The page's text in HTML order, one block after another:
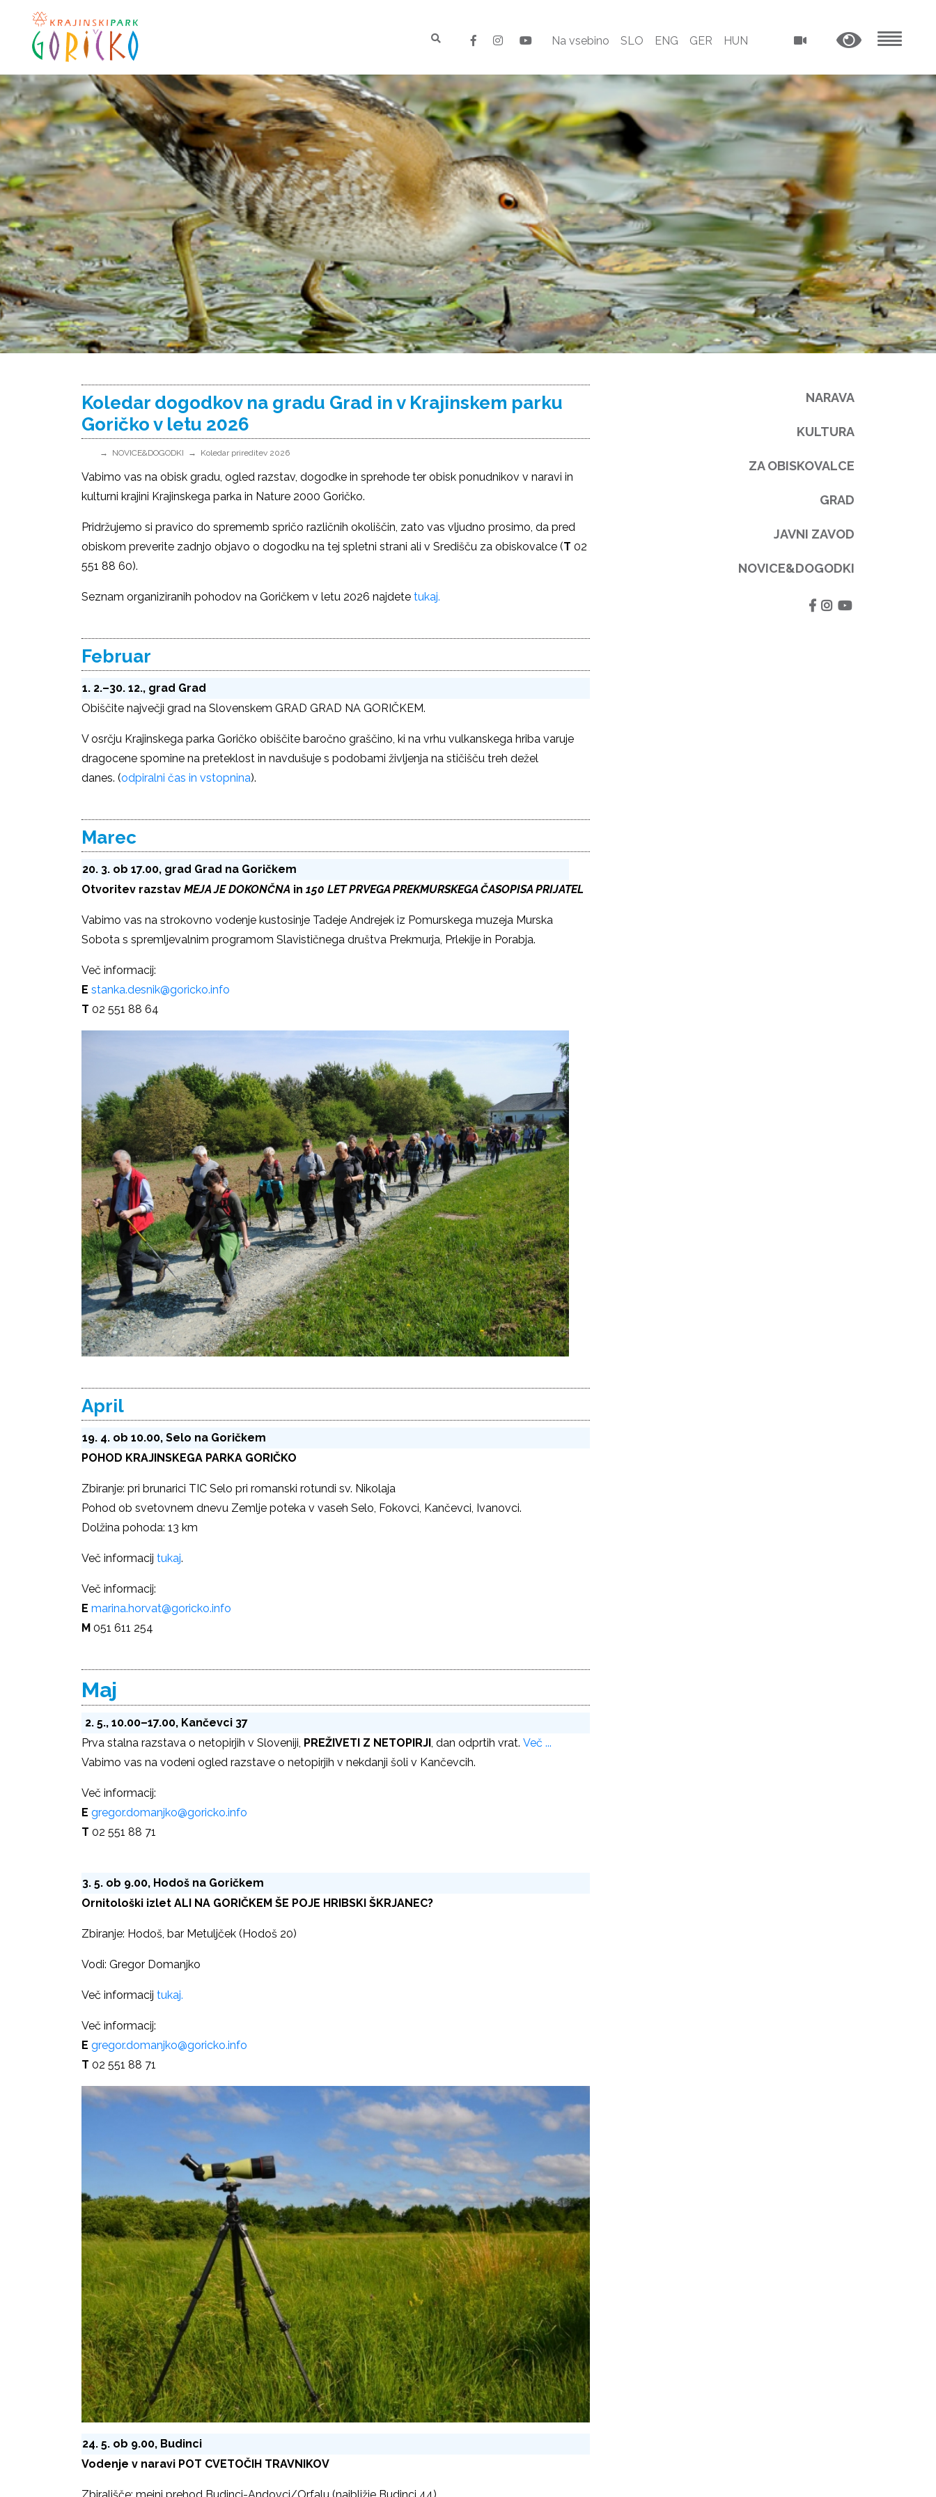
Na vsebino SLO ENG GER HUN
Koledar dogodkov na gradu Grad in v Krajinskem parku
Goričko v letu 2026
NOVICE&DOGODKI Koledar prireditev 2026
Vabimo vas na obisk gradu, ogled razstav, dogodke in sprehode ter obisk ponudnikov v naravi in
kulturni krajini Krajinskega parka in Nature 2000 Goričko.
Pridržujemo si pravico do sprememb spričo različnih okoliščin, zato vas vljudno prosimo, da pred
obiskom preverite zadnjo objavo o dogodku na tej spletni strani ali v Središču za obiskovalce (T 02
551 88 60).
Seznam organiziranih pohodov na Goričkem v letu 2026 najdete tukaj.
Februar
1. 2.–30. 12., grad Grad
Obiščite največji grad na Slovenskem GRAD GRAD NA GORIČKEM.
V osrčju Krajinskega parka Goričko obiščite baročno graščino, ki na vrhu vulkanskega hriba varuje
dragocene spomine na preteklost in navdušuje s podobami življenja na stičišču treh dežel
danes. (odpiralni čas in vstopnina).
Marec
20. 3. ob 17.00, grad Grad na Goričkem
Otvoritev razstav MEJA JE DOKONČNA in 150 LET PRVEGA PREKMURSKEGA ČASOPISA PRIJATEL
Vabimo vas na strokovno vodenje kustosinje Tadeje Andrejek iz Pomurskega muzeja Murska
Sobota s spremljevalnim programom Slavističnega društva Prekmurja, Prlekije in Porabja.
Več informacij:
E stanka.desnik@goricko.info
T 02 551 88 64
April
19. 4. ob 10.00, Selo na Goričkem
POHOD KRAJINSKEGA PARKA GORIČKO
Zbiranje: pri brunarici TIC Selo pri romanski rotundi sv. Nikolaja
Pohod ob svetovnem dnevu Zemlje poteka v vaseh Selo, Fokovci, Kančevci, Ivanovci.
Dolžina pohoda: 13 km
Več informacij tukaj.
Več informacij:
E marina.horvat@goricko.info
M 051 611 254
Maj
2. 5., 10.00–17.00, Kančevci 37
Prva stalna razstava o netopirjih v Sloveniji, PREŽIVETI Z NETOPIRJI, dan odprtih vrat. Več ...
Vabimo vas na vodeni ogled razstave o netopirjih v nekdanji šoli v Kančevcih.
Več informacij:
E gregor.domanjko@goricko.info
T 02 551 88 71
3. 5. ob 9.00, Hodoš na Goričkem
Ornitološki izlet ALI NA GORIČKEM ŠE POJE HRIBSKI ŠKRJANEC?
Zbiranje: Hodoš, bar Metuljček (Hodoš 20)
Vodi: Gregor Domanjko
Več informacij tukaj.
Več informacij:
E gregor.domanjko@goricko.info
T 02 551 88 71
24. 5. ob 9.00, Budinci
Vodenje v naravi POT CVETOČIH TRAVNIKOV
NARAVA
KULTURA
ZA OBISKOVALCE
GRAD
JAVNI ZAVOD
NOVICE&DOGODKI